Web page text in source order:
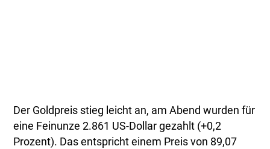
Der Goldpreis stieg leicht an, am Abend wurden für
eine Feinunze 2.861 US-Dollar gezahlt (+0,2
Prozent). Das entspricht einem Preis von 89,07